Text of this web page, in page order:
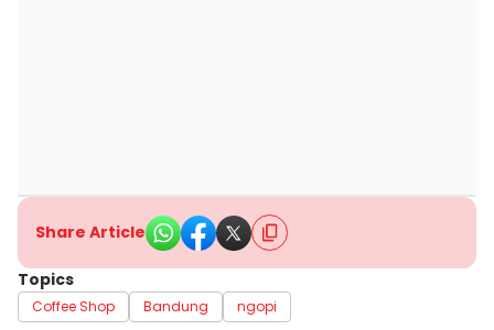
Share Article
Topics
Coffee Shop Bandung ngopi